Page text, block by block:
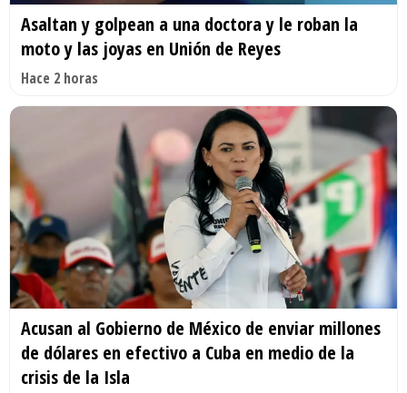
Asaltan y golpean a una doctora y le roban la
moto y las joyas en Unión de Reyes
Hace 2 horas
Acusan al Gobierno de México de enviar millones
de dólares en efectivo a Cuba en medio de la
crisis de la Isla